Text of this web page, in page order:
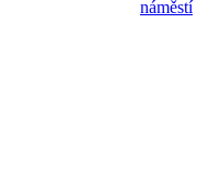
náměstí